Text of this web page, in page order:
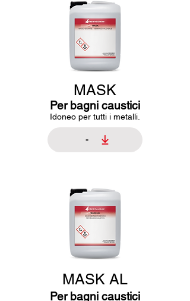
MASK
Per bagni caustici
Idoneo per tutti i metalli.
-
MASK AL
Per bagni caustici